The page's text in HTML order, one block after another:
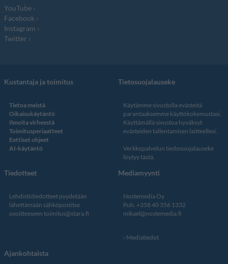
YouTube
Facebook
Instagram
Twitter
Kustantaja ja toimitus
Tietoa meistä
Oikaisukäytäntö
Ilmoita virheestä
Toimitusperiaatteet
Eettiset ohjeet
AI-käytäntö
Tietosuojalauseke
Käytämme sivustolla evästeitä
parantaaksemme käyttökokemustasi.
Käyttämällä sivustoa hyväksyt
evästeiden tallentamisen laitteellesi.
Verkkopalvelun tiedosuojalauseke
löytyy tästä.
Tiedotteet
Lehdistötiedotteet pyydetään
lähettämään sähköpostitse
osoitteeseen toimitus@stara.fi
Mediamyynti
Nostemedia Oy
Puh. +358 40 356 1332
mikael@nostemedia.fi
Mediatiedot
Ajankohtaista